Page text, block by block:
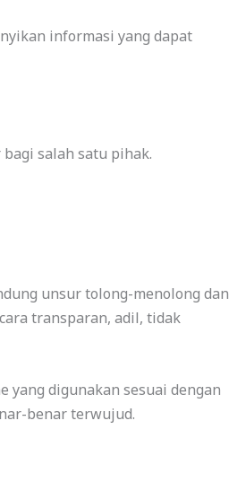
informasi yang dapat
salah satu pihak.
unsur tolong-menolong dan
transparan, adil, tidak
digunakan sesuai dengan
benar terwujud.